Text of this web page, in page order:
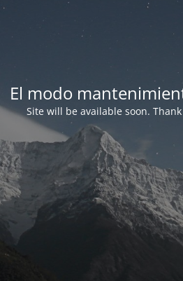
El modo
Site will be available soon.